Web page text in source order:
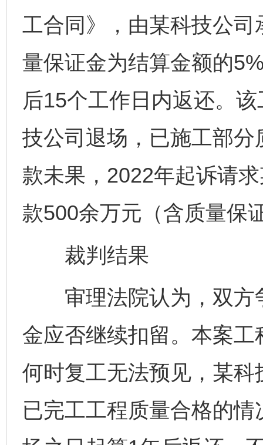
工合同》，由某科技公
量保证金为结算金额的
后15个工作日内返还。
技公司退场，已施工部
款未果，2022年起诉请
款500余万元（含质量保
裁判结果
审理法院认为，双方
金应否继续扣留。本案
何时复工无法预见，某
已完工工程质量合格的